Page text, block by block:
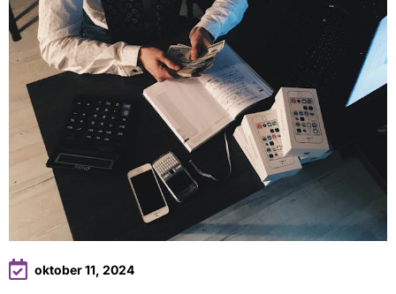
oktober 11, 2024